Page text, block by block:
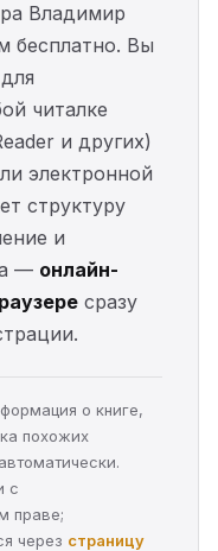
Владимир
бесплатно. Вы
для
читалке
и других)
электронной
структуру
и
— онлайн-
сразу
о книге,
похожих
с
праве;
через страницу